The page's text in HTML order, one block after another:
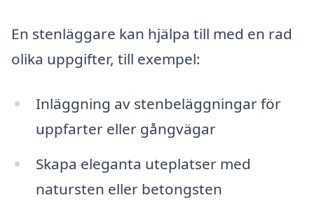
En stenläggare kan hjälpa till med en rad
olika uppgifter, till exempel:
Inläggning av stenbeläggningar för
uppfarter eller gångvägar
Skapa eleganta uteplatser med
natursten eller betongsten